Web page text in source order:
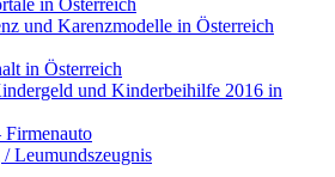
und Karenzmodelle in Österreich
in Österreich
und Kinderbeihilfe 2016 in
Firmenauto
/ Leumundszeugnis